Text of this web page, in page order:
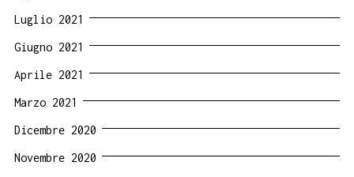
Luglio 2021
Giugno 2021
Aprile 2021
Marzo 2021
Dicembre 2020
Novembre 2020